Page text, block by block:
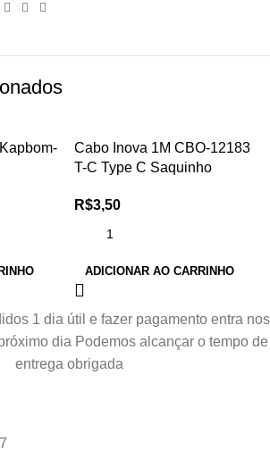
Cabo Inova 1M CBO-12183
T-C Type C Saquinho
R$3,50
ADICIONAR AO CARRINHO
1 dia útil e fazer pagamento entra nos
dia Podemos alcançar o tempo de
entrega obrigada